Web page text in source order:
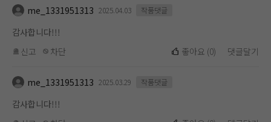
me_1331951313 2025.04.03 작품댓글
감사합니다!!!
신고
차단 좋아요 (0) 댓글달기
me_1331951313 2025.03.29 작품댓글
감사합니다!!!